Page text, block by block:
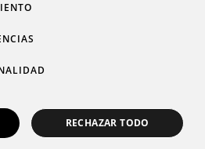
de cookies
RECHAZAR TODO